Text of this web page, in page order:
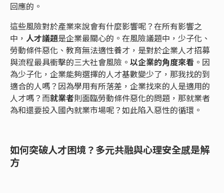
回應的。
這些風險對於產業來說會有什麼影響呢？在所有影響之
中， 人才議題是企業最關心的。在風險議題中，少子化、
勞動條件惡化、教育無法適性養才，是對於企業人才招募
與流程最具衝擊的三大社會風險。 以企業的角度來看 。因
為少子化，企業能夠選擇的人才基數變少了，那我找的到
適合的人嗎？因為學用有所落差，企業找來的人是適用的
人才嗎？而就業者則面臨勞動條件惡化的問題，那就業者
為和還要投入國內就業市場呢？如此陷入惡性的循環。
如何突破人才困境？多元共融與心理安全感是解
方